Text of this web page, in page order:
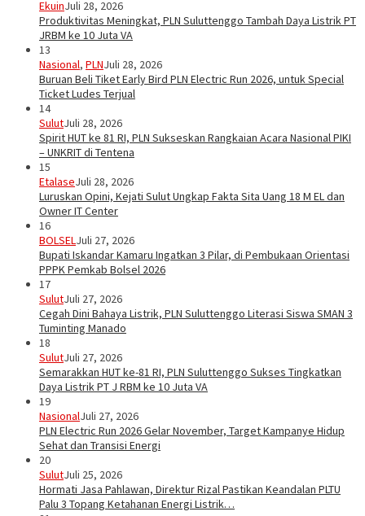
EkuinJuli 28, 2026
Produktivitas Meningkat, PLN Suluttenggo Tambah Daya Listrik PT
JRBM ke 10 Juta VA
13
Nasional, PLNJuli 28, 2026
Buruan Beli Tiket Early Bird PLN Electric Run 2026, untuk Special
Ticket Ludes Terjual
14
SulutJuli 28, 2026
Spirit HUT ke 81 RI, PLN Sukseskan Rangkaian Acara Nasional PIKI
– UNKRIT di Tentena
15
EtalaseJuli 28, 2026
Luruskan Opini, Kejati Sulut Ungkap Fakta Sita Uang 18 M EL dan
Owner IT Center
16
BOLSELJuli 27, 2026
Bupati Iskandar Kamaru Ingatkan 3 Pilar, di Pembukaan Orientasi
PPPK Pemkab Bolsel 2026
17
SulutJuli 27, 2026
Cegah Dini Bahaya Listrik, PLN Suluttenggo Literasi Siswa SMAN 3
Tuminting Manado
18
SulutJuli 27, 2026
Semarakkan HUT ke-81 RI, PLN Suluttenggo Sukses Tingkatkan
Daya Listrik PT J RBM ke 10 Juta VA
19
NasionalJuli 27, 2026
PLN Electric Run 2026 Gelar November, Target Kampanye Hidup
Sehat dan Transisi Energi
20
SulutJuli 25, 2026
Hormati Jasa Pahlawan, Direktur Rizal Pastikan Keandalan PLTU
Palu 3 Topang Ketahanan Energi Listrik…